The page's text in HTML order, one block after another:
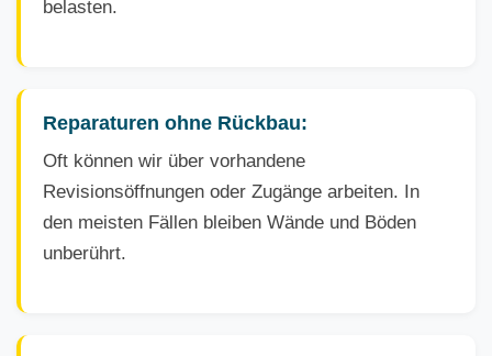
belasten.
Reparaturen ohne Rückbau:
Oft können wir über vorhandene
Revisionsöffnungen oder Zugänge arbeiten. In
den meisten Fällen bleiben Wände und Böden
unberührt.